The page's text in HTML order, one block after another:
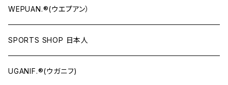
WEPUAN.®(ウエプアン）
SPORTS SHOP 日本人
UGANIF.®(ウガニフ)